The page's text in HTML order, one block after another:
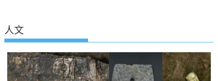
人文